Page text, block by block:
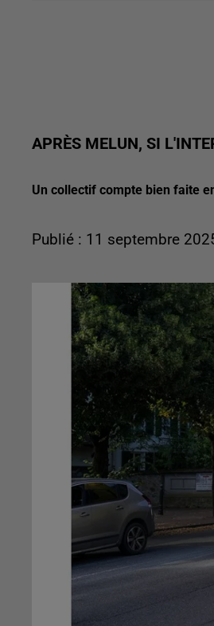
APRÈS MELUN, SI
Un collectif compte bien faite
Publié : 11 septembre